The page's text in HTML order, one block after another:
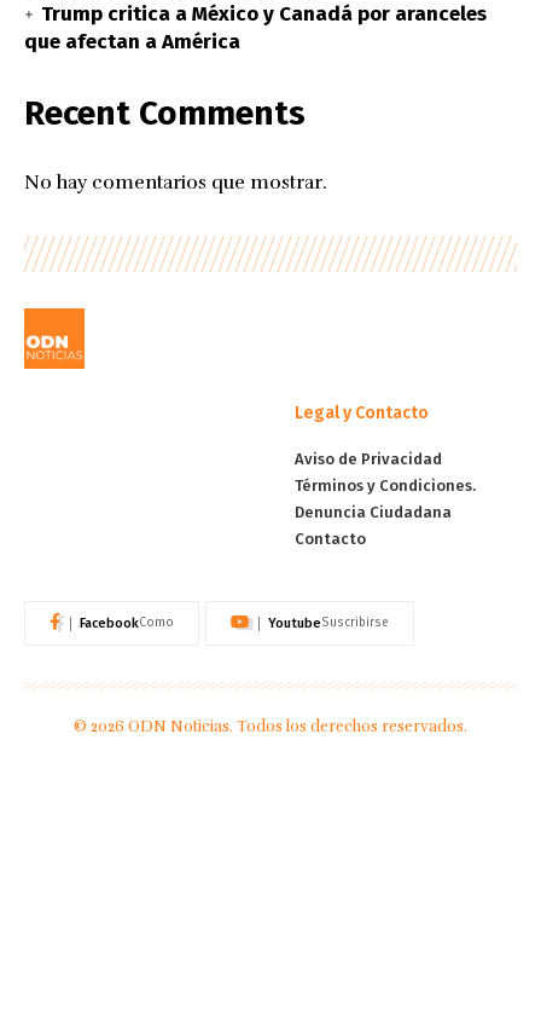
Trump critica a México y Canadá por aranceles
que afectan a América
Recent Comments
No hay comentarios que mostrar.
Legal y Contacto
Aviso de Privacidad
Términos y Condiciones.
Denuncia Ciudadana
Contacto
FacebookComo YoutubeSuscribirse
© 2026 ODN Noticias. Todos los derechos reservados.